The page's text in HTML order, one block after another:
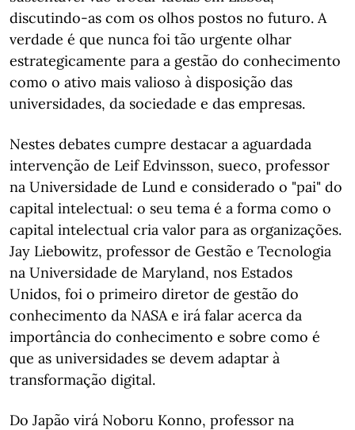
discutindo-as com os olhos postos no futuro. A
verdade é que nunca foi tão urgente olhar
estrategicamente para a gestão do conhecimento
como o ativo mais valioso à disposição das
universidades, da sociedade e das empresas.
Nestes debates cumpre destacar a aguardada
intervenção de Leif Edvinsson, sueco, professor
na Universidade de Lund e considerado o "pai" do
capital intelectual: o seu tema é a forma como o
capital intelectual cria valor para as organizações.
Jay Liebowitz, professor de Gestão e Tecnologia
na Universidade de Maryland, nos Estados
Unidos, foi o primeiro diretor de gestão do
conhecimento da NASA e irá falar acerca da
importância do conhecimento e sobre como é
que as universidades se devem adaptar à
transformação digital.
Do Japão virá Noboru Konno, professor na